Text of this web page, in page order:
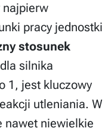
najpierw
pracy jednostki
stosunek
silnika
1, jest kluczowy
utleniania. W
nawet niewielkie